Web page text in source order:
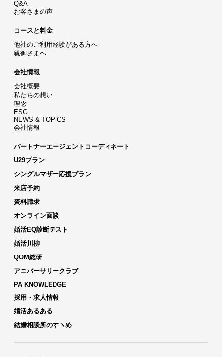
Q&A
お客さまの声
コースと料金
他社のご利用経験がある方へ
親御さまへ
会社情報
会社概要
私たちの想い
理念
ESG
NEWS & TOPICS
会社情報
パートナーエージェントコーディネート
U29プラン
シングルマザー応援プラン
来店予約
資料請求
オンライン面談
婚活EQ診断テスト
婚活川柳
QOM総研
アニバーサリークラブ
PA KNOWLEDGE
採用・求人情報
婚活あるある
結婚相談所のすヽめ